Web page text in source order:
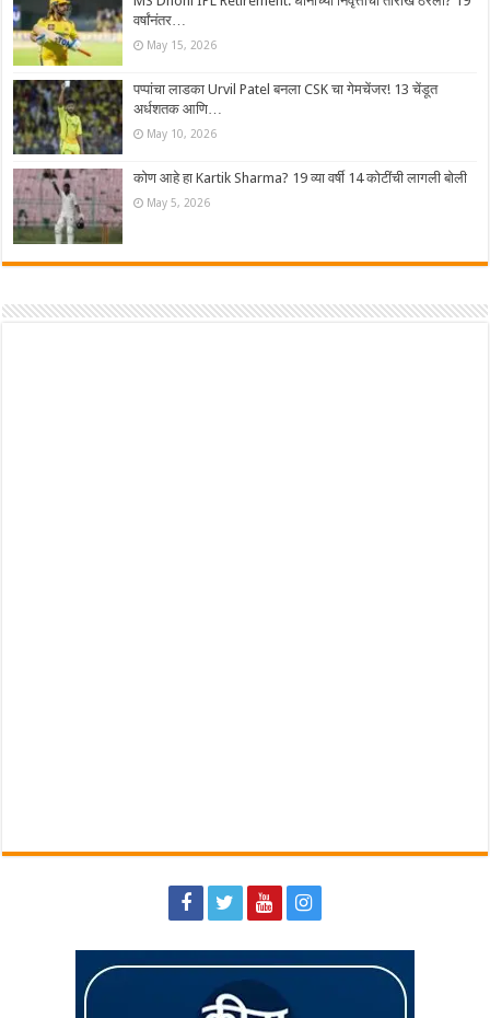
वर्षांनंतर…
May 15, 2026
पप्पांचा लाडका Urvil Patel बनला CSK चा गेमचेंजर! 13 चेंडूत
अर्धशतक आणि…
May 10, 2026
कोण आहे हा Kartik Sharma? 19 व्या वर्षी 14 कोटींची लागली बोली
May 5, 2026